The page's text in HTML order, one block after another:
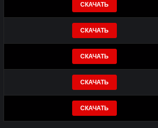
СКАЧАТЬ
СКАЧАТЬ
СКАЧАТЬ
СКАЧАТЬ
СКАЧАТЬ